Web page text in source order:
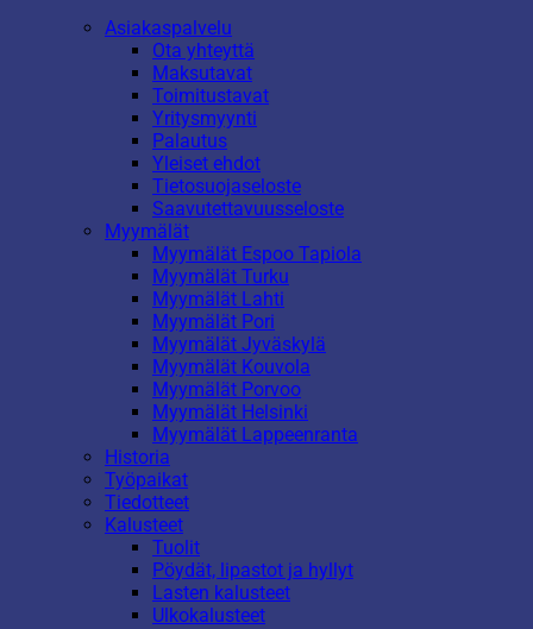
Asiakaspalvelu
Ota yhteyttä
Maksutavat
Toimitustavat
Yritysmyynti
Palautus
Yleiset ehdot
Tietosuojaseloste
Saavutettavuusseloste
Myymälät
Myymälät Espoo Tapiola
Myymälät Turku
Myymälät Lahti
Myymälät Pori
Myymälät Jyväskylä
Myymälät Kouvola
Myymälät Porvoo
Myymälät Helsinki
Myymälät Lappeenranta
Historia
Työpaikat
Tiedotteet
Kalusteet
Tuolit
Pöydät, lipastot ja hyllyt
Lasten kalusteet
Ulkokalusteet